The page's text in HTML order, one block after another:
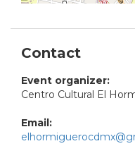
Contact
Event organizer:
Centro Cultural El
Email: